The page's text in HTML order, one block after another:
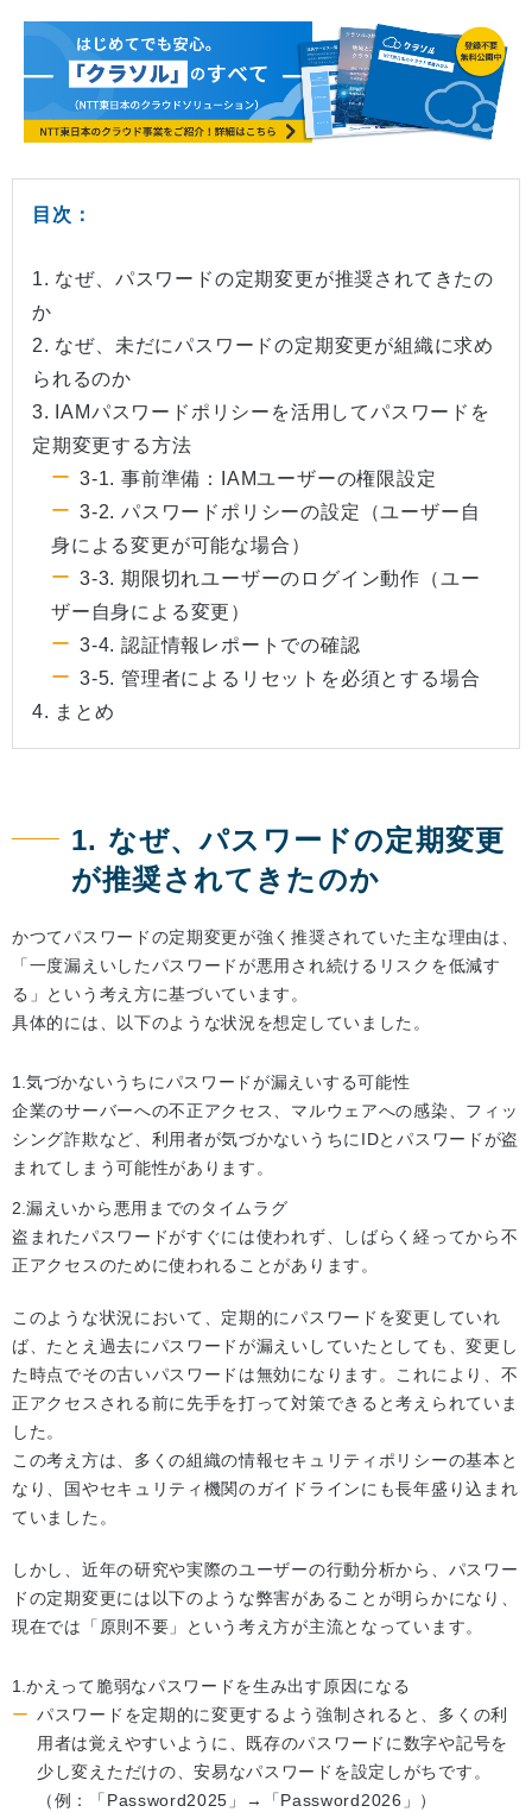
目次：
1. なぜ、パスワードの定期変更が推奨されてきたの
か
2. なぜ、未だにパスワードの定期変更が組織に求め
られるのか
3. IAMパスワードポリシーを活用してパスワードを
定期変更する方法
3-1. 事前準備：IAMユーザーの権限設定
3-2. パスワードポリシーの設定（ユーザー自
身による変更が可能な場合）
3-3. 期限切れユーザーのログイン動作（ユー
ザー自身による変更）
3-4. 認証情報レポートでの確認
3-5. 管理者によるリセットを必須とする場合
4. まとめ
1. なぜ、パスワードの定期変更
が推奨されてきたのか
かつてパスワードの定期変更が強く推奨されていた主な理由は、
「一度漏えいしたパスワードが悪用され続けるリスクを低減す
る」という考え方に基づいています。
具体的には、以下のような状況を想定していました。
気づかないうちにパスワードが漏えいする可能性
企業のサーバーへの不正アクセス、マルウェアへの感染、フィッ
シング詐欺など、利用者が気づかないうちにIDとパスワードが盗
まれてしまう可能性があります。
漏えいから悪用までのタイムラグ
盗まれたパスワードがすぐには使われず、しばらく経ってから不
正アクセスのために使われることがあります。
このような状況において、定期的にパスワードを変更していれ
ば、たとえ過去にパスワードが漏えいしていたとしても、変更し
た時点でその古いパスワードは無効になります。これにより、不
正アクセスされる前に先手を打って対策できると考えられていま
した。
この考え方は、多くの組織の情報セキュリティポリシーの基本と
なり、国やセキュリティ機関のガイドラインにも長年盛り込まれ
ていました。
しかし、近年の研究や実際のユーザーの行動分析から、パスワー
ドの定期変更には以下のような弊害があることが明らかになり、
現在では「原則不要」という考え方が主流となっています。
かえって脆弱なパスワードを生み出す原因になる
パスワードを定期的に変更するよう強制されると、多くの利
用者は覚えやすいように、既存のパスワードに数字や記号を
少し変えただけの、安易なパスワードを設定しがちです。
（例：「Password2025」→「Password2026」）